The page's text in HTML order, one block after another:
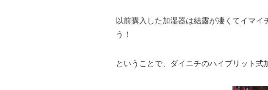
以前購入した加湿器は結露が凄くてイマ
う！
ということで、ダイニチのハイブリット式